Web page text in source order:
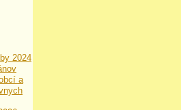
2024
a